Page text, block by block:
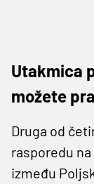
Utakmica
možete
Druga od
rasporedu
između